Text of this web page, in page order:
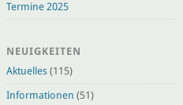
Termine 2025
NEUIGKEITEN
Aktuelles(115)
Informationen (51)